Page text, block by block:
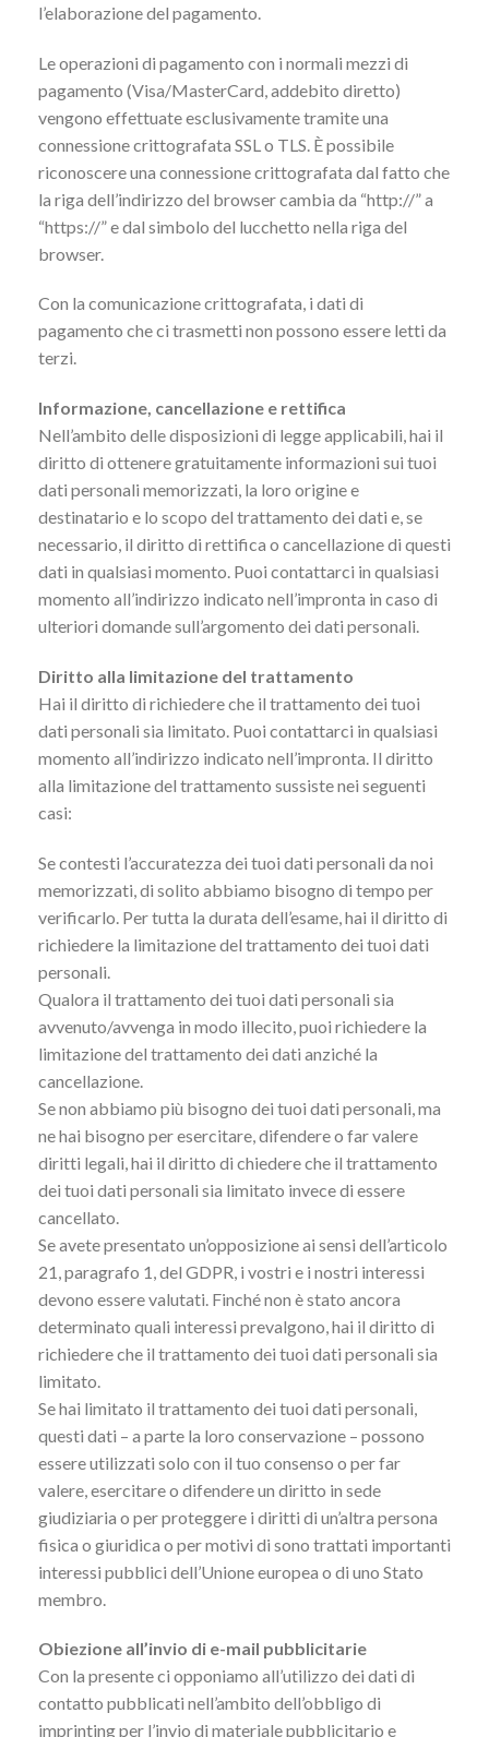
l’elaborazione del pagamento.
Le operazioni di pagamento con i normali mezzi di
pagamento (Visa/MasterCard, addebito diretto)
vengono effettuate esclusivamente tramite una
connessione crittografata SSL o TLS. È possibile
riconoscere una connessione crittografata dal fatto che
la riga dell’indirizzo del browser cambia da “http://” a
“https://” e dal simbolo del lucchetto nella riga del
browser.
Con la comunicazione crittografata, i dati di
pagamento che ci trasmetti non possono essere letti da
terzi.
Informazione, cancellazione e rettifica
Nell’ambito delle disposizioni di legge applicabili, hai il
diritto di ottenere gratuitamente informazioni sui tuoi
dati personali memorizzati, la loro origine e
destinatario e lo scopo del trattamento dei dati e, se
necessario, il diritto di rettifica o cancellazione di questi
dati in qualsiasi momento. Puoi contattarci in qualsiasi
momento all’indirizzo indicato nell’impronta in caso di
ulteriori domande sull’argomento dei dati personali.
Diritto alla limitazione del trattamento
Hai il diritto di richiedere che il trattamento dei tuoi
dati personali sia limitato. Puoi contattarci in qualsiasi
momento all’indirizzo indicato nell’impronta. Il diritto
alla limitazione del trattamento sussiste nei seguenti
casi:
Se contesti l’accuratezza dei tuoi dati personali da noi
memorizzati, di solito abbiamo bisogno di tempo per
verificarlo. Per tutta la durata dell’esame, hai il diritto di
richiedere la limitazione del trattamento dei tuoi dati
personali.
Qualora il trattamento dei tuoi dati personali sia
avvenuto/avvenga in modo illecito, puoi richiedere la
limitazione del trattamento dei dati anziché la
cancellazione.
Se non abbiamo più bisogno dei tuoi dati personali, ma
ne hai bisogno per esercitare, difendere o far valere
diritti legali, hai il diritto di chiedere che il trattamento
dei tuoi dati personali sia limitato invece di essere
cancellato.
Se avete presentato un’opposizione ai sensi dell’articolo
21, paragrafo 1, del GDPR, i vostri e i nostri interessi
devono essere valutati. Finché non è stato ancora
determinato quali interessi prevalgono, hai il diritto di
richiedere che il trattamento dei tuoi dati personali sia
limitato.
Se hai limitato il trattamento dei tuoi dati personali,
questi dati – a parte la loro conservazione – possono
essere utilizzati solo con il tuo consenso o per far
valere, esercitare o difendere un diritto in sede
giudiziaria o per proteggere i diritti di un’altra persona
fisica o giuridica o per motivi di sono trattati importanti
interessi pubblici dell’Unione europea o di uno Stato
membro.
Obiezione all’invio di e-mail pubblicitarie
Con la presente ci opponiamo all’utilizzo dei dati di
contatto pubblicati nell’ambito dell’obbligo di
imprinting per l’invio di materiale pubblicitario e